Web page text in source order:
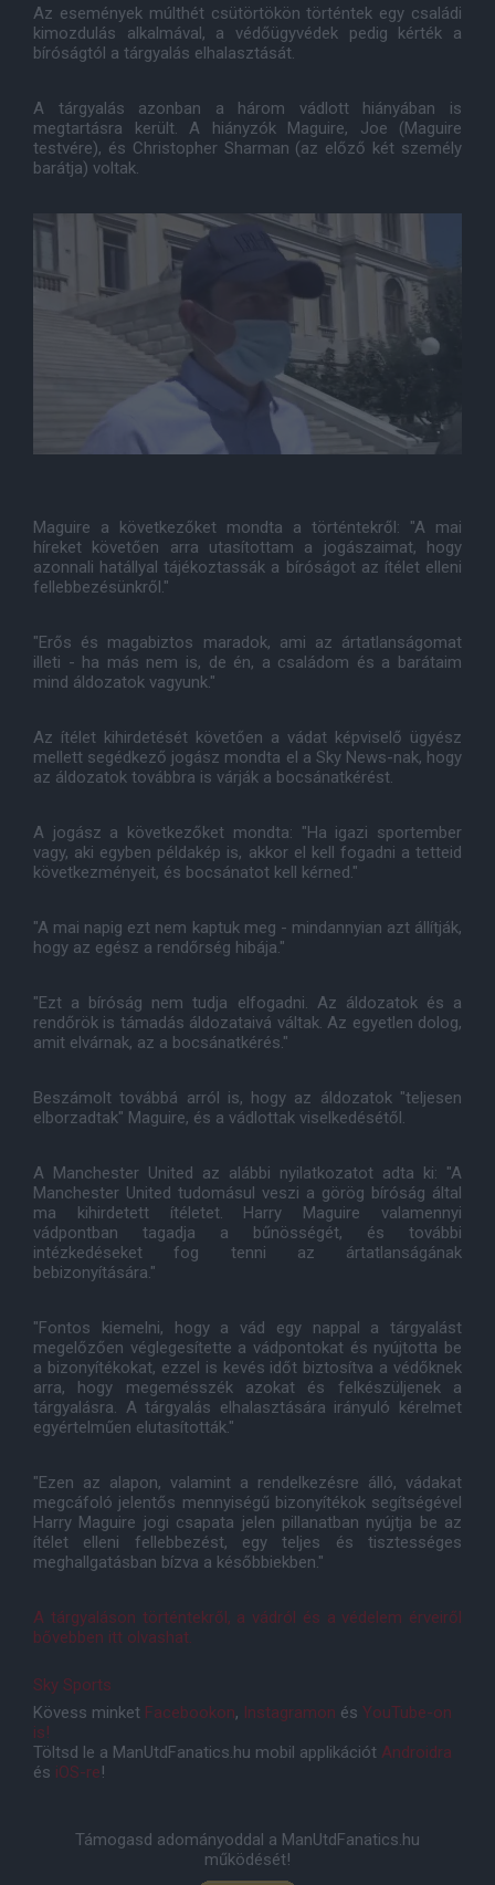
Az események múlthét csütörtökön történtek egy családi
kimozdulás alkalmával, a védőügyvédek pedig kérték a
bíróságtól a tárgyalás elhalasztását.
A tárgyalás azonban a három vádlott hiányában is
megtartásra került. A hiányzók Maguire, Joe (Maguire
testvére), és Christopher Sharman (az előző két személy
barátja) voltak.
Maguire a következőket mondta a történtekről: "A mai
híreket követően arra utasítottam a jogászaimat, hogy
azonnali hatállyal tájékoztassák a bíróságot az ítélet elleni
fellebbezésünkről."
"Erős és magabiztos maradok, ami az ártatlanságomat
illeti - ha más nem is, de én, a családom és a barátaim
mind áldozatok vagyunk."
Az ítélet kihirdetését követően a vádat képviselő ügyész
mellett segédkező jogász mondta el a Sky News-nak, hogy
az áldozatok továbbra is várják a bocsánatkérést.
A jogász a következőket mondta: "Ha igazi sportember
vagy, aki egyben példakép is, akkor el kell fogadni a tetteid
következményeit, és bocsánatot kell kérned."
"A mai napig ezt nem kaptuk meg - mindannyian azt állítják,
hogy az egész a rendőrség hibája."
"Ezt a bíróság nem tudja elfogadni. Az áldozatok és a
rendőrök is támadás áldozataivá váltak. Az egyetlen dolog,
amit elvárnak, az a bocsánatkérés."
Beszámolt továbbá arról is, hogy az áldozatok "teljesen
elborzadtak" Maguire, és a vádlottak viselkedésétől.
A Manchester United az alábbi nyilatkozatot adta ki: "A
Manchester United tudomásul veszi a görög bíróság által
ma kihirdetett ítéletet. Harry Maguire valamennyi
vádpontban tagadja a bűnösségét, és további
intézkedéseket fog tenni az ártatlanságának
bebizonyítására."
"Fontos kiemelni, hogy a vád egy nappal a tárgyalást
megelőzően véglegesítette a vádpontokat és nyújtotta be
a bizonyítékokat, ezzel is kevés időt biztosítva a védőknek
arra, hogy megemésszék azokat és felkészüljenek a
tárgyalásra. A tárgyalás elhalasztására irányuló kérelmet
egyértelműen elutasították."
"Ezen az alapon, valamint a rendelkezésre álló, vádakat
megcáfoló jelentős mennyiségű bizonyítékok segítségével
Harry Maguire jogi csapata jelen pillanatban nyújtja be az
ítélet elleni fellebbezést, egy teljes és tisztességes
meghallgatásban bízva a későbbiekben."
A tárgyaláson történtekről, a vádról és a védelem érveiről
bővebben itt olvashat.
Sky Sports
Kövess minket Facebookon, Instagramon és YouTube-on
is!
Töltsd le a ManUtdFanatics.hu mobil applikációt Androidra
és iOS-re!
Támogasd adományoddal a ManUtdFanatics.hu
működését!